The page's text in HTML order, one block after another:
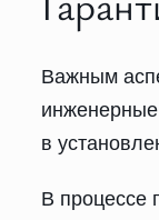
Важным
инженерные
в
В процессе